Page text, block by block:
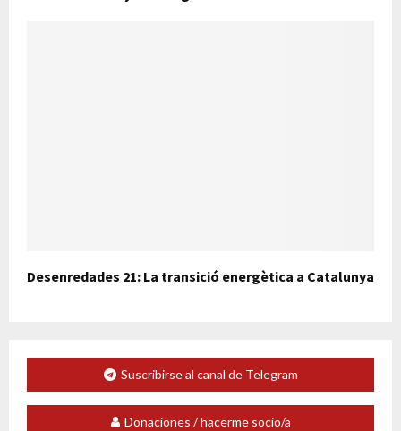
Desenredades 21: La transició energètica a Catalunya
Suscribirse al canal de Telegram
Donaciones / hacerme socio/a